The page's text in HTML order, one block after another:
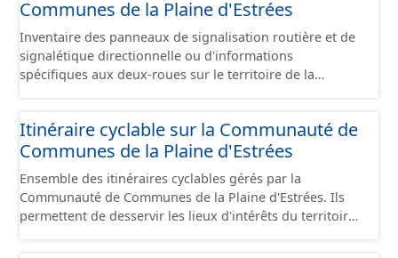
de la Plaine d'Estrées.
seuls les documents papiers font foi et sont opposables
Communes de la Plaine d'Estrées
Inventaire des panneaux de signalisation routière et de
signalétique directionnelle ou d'informations
spécifiques aux deux-roues sur le territoire de la
en cours de réalisation. Cet inventaire est en cours, la
donnée n'est donc pas exhaustive.
Itinéraire cyclable sur la Communauté de
Communes de la Plaine d'Estrées
Ensemble des itinéraires cyclables gérés par la
Communauté de Communes de la Plaine d'Estrées. Ils
permettent de desservir les lieux d'intérêts du territoire